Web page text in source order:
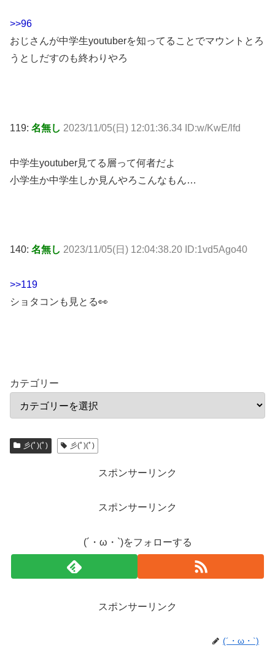
>>96
おじさんが中学生youtuberを知ってることでマウントとろ
うとしだすのも終わりやろ
119: 名無し 2023/11/05(日) 12:01:36.34 ID:w/KwE/lfd
中学生youtuber見てる層って何者だよ
小学生か中学生しか見んやろこんなもん…
140: 名無し 2023/11/05(日) 12:04:38.20 ID:1vd5Ago40
>>119
ショタコンも見とる👀
カテゴリー
彡(ﾟ)(ﾟ) 彡(ﾟ)(ﾟ)
スポンサーリンク
スポンサーリンク
(´・ω・`)をフォローする
スポンサーリンク
(´・ω・`)